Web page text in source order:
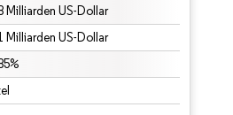
Milliarden US-Dollar
Milliarden US-Dollar